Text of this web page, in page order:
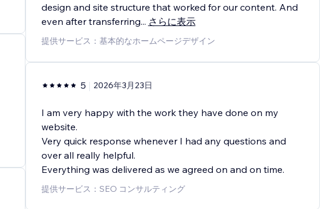
design and site structure that worked for our content. And
even after transferring... さらに表示
提供サービス：基本的なホームページデザイン
5 2026年3月23日
I am very happy with the work they have done on my
website.
Very quick response whenever I had any questions and
over all really helpful.
Everything was delivered as we agreed on and on time.
提供サービス：SEO コンサルティング